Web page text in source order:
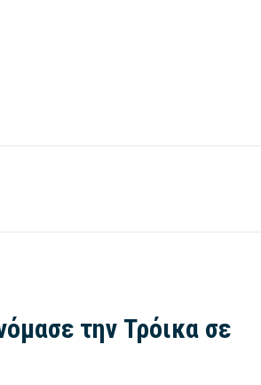
την Τρόικα σε